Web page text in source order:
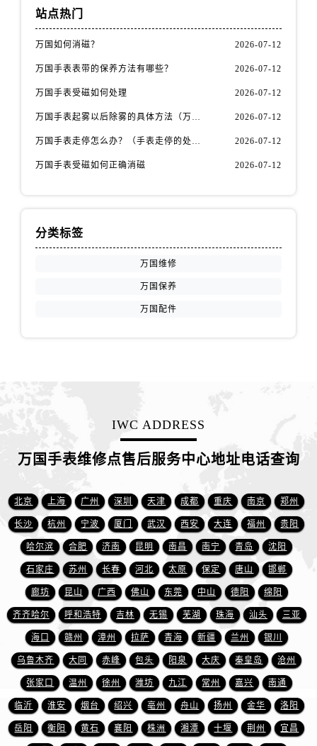
江苏省泰州市海陵区永定东路399号置地商务中心东塔（华润万象城）17层1706室万国售后服务中心（需提前预约）
江苏省徐州市鼓楼区淮海东路29号苏宁广场IFC国际金融中心35层3508室万国售后服务中心（需提前预约）
江苏省盐城市盐都区世纪大道5号盐城金融城写字楼1号楼16层1604室万国售后服务中心（需提前预约）
山东省日照市东港区烟台路万国售后服务中心（需提前预约）
山东省威海市环翠区新威海路89号振华商厦一楼名表维修万国售后服务中心（需提前预约）
山东省潍坊市奎文区东风东街万国售后服务中心（需提前预约）
山东省枣庄市滕州市北辛路与善国路交叉口万国售后服务中心（需提前预约）
山东省淄博市张店区金晶大道万国售后服务中心（需提前预约）
上海市黄浦区南京东路299号宏伊国际广场写字楼8层806室万国售后服务中心（需提前预约）
上海市徐汇区虹桥路3号港汇中心2座37层3705室万国售后服务中心（需提前预约）
浙江省杭州市上城区钱江路1366号华润大厦A座5层503-5室万国售后服务中心（需提前预约）
浙江省湖州市吴兴区劳动路万国售后服务中心（需提前预约）
浙江省嘉兴市南湖区广益路705号嘉兴世界贸易中心A座13层1304室万国售后服务中心（需提前预约）
浙江省金华市金东区东市南街777号金华万达广场4号楼22楼2209室万国售后服务中心（需提前预约）
浙江省丽水市莲都区解放街万国售后服务中心（需提前预约）
浙江省宁波市江北区大闸南路500号来福士广场办公楼20层2009室万国售后服务中心（需提前预约）
浙江省衢州市柯城区上街万国售后服务中心（需提前预约）
站点热门
万国如何消磁？ 2026-07-12
万国手表表带的保养方法有哪些？ 2026-07-12
万国手表受磁如何处理 2026-07-12
万国手表起雾以后除雾的具体方法（万国手表起雾解决办法） 2026-07-12
万国手表走停怎么办？（手表走停的处理方法） 2026-07-12
万国手表受磁如何正确消磁 2026-07-12
分类标签
万国维修
万国保养
万国配件
IWC ADDRESS
万国手表维修点售后服务中心地址电话查询
北京 上海 广州 深圳 天津 成都 重庆 南京 郑州
长沙 杭州 宁波 厦门 武汉 西安 大连 福州 贵阳
哈尔滨 合肥 济南 昆明 南昌 南宁 青岛 沈阳
石家庄 苏州 长春 河北 太原 保定 唐山 邯郸
廊坊 昆山 广西 佛山 东莞 中山 德阳 绵阳
齐齐哈尔 呼和浩特 吉林 无锡 芜湖 珠海 汕头 三亚
海口 赣州 漳州 拉萨 青海 新疆 兰州 银川
乌鲁木齐 大同 赤峰 包头 阳泉 大庆 秦皇岛 沧州
张家口 温州 徐州 潍坊 九江 常州 嘉兴 南通
临沂 淮安 烟台 绍兴 亳州 舟山 扬州 金华 洛阳
岳阳 衡阳 黄石 襄阳 株洲 湘潭 十堰 荆州 宜昌